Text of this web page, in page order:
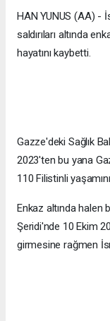
HAN YUNUS (AA) -
saldırıları altında
hayatını kaybetti.
Gazze'deki Sağlık
2023'ten bu yana
110 Filistinli
Enkaz altında halen
Şeridi'nde 10 Ekim
girmesine rağmen